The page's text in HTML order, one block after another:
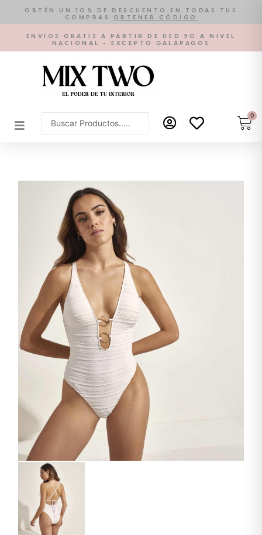
contenido
OBTÉN UN 10% DE DESCUENTO EN TODAS TUS
COMPRAS
OBTENER CÓDIGO
ENVÍOS GRATIS A PARTIR DE USD 50 A NIVEL
NACIONAL - EXCEPTO GALÁPAGOS
Search
...
0